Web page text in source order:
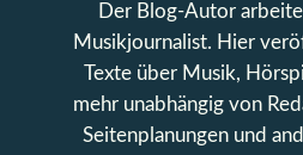
Der Blog-Autor
Musikjournalist. Hier
Texte über Musik,
mehr unabhängig von
Seitenplanungen und